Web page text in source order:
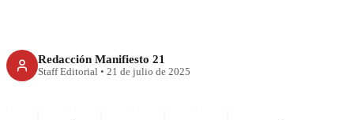
Redacción Manifiesto 21
Staff Editorial • 21 de julio de 2025